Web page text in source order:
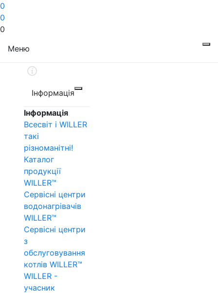
0
0
0
Меню
Інформація
Інформація
Всесвіт і WILLER
такі
різноманітні!
Каталог
продукції
WILLER™
Сервісні центри
водонагрівачів
WILLER™
Сервісні центри
з
обслуговування
котлів WILLER™
WILLER -
учасник